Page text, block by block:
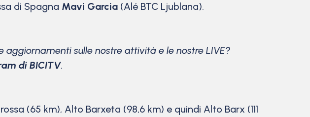
di Spagna Mavi Garcia (Alé BTC Ljublana).
aggiornamenti sulle nostre attività e le nostre LIVE?
di BICITV.
(65 km), Alto Barxeta (98,6 km) e quindi Alto Barx (111